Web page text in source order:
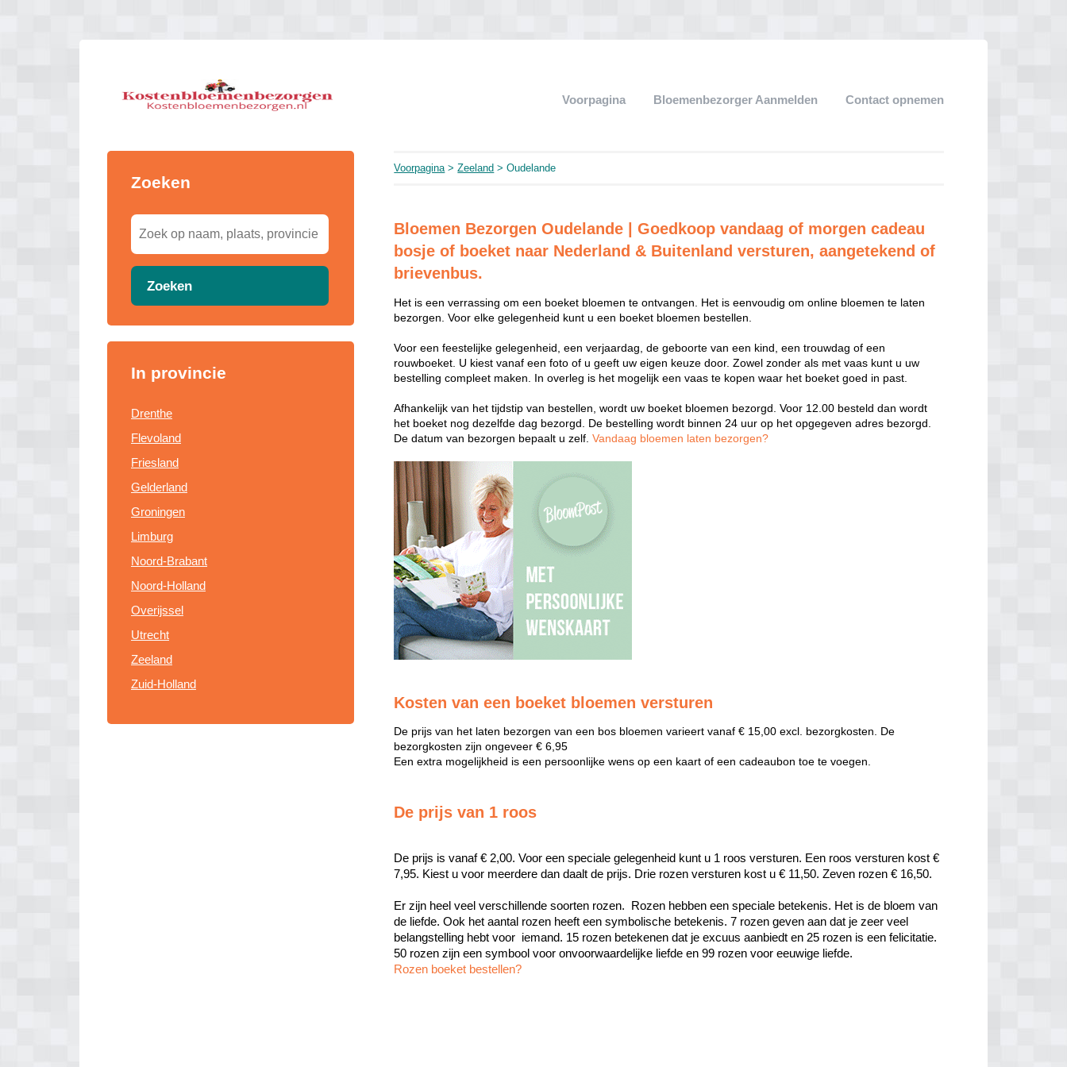
Voorpagina Bloemenbezorger Aanmelden Contact opnemen
Zoeken
Zoeken
In provincie
Drenthe
Flevoland
Friesland
Gelderland
Groningen
Limburg
Noord-Brabant
Noord-Holland
Overijssel
Utrecht
Zeeland
Zuid-Holland
Voorpagina>Zeeland > Oudelande
Bloemen Bezorgen Oudelande | Goedkoop vandaag of morgen cadeau
bosje of boeket naar Nederland & Buitenland versturen, aangetekend of
brievenbus.
Het is een verrassing om een boeket bloemen te ontvangen. Het is eenvoudig om online bloemen te laten
bezorgen. Voor elke gelegenheid kunt u een boeket bloemen bestellen.
Voor een feestelijke gelegenheid, een verjaardag, de geboorte van een kind, een trouwdag of een
rouwboeket. U kiest vanaf een foto of u geeft uw eigen keuze door. Zowel zonder als met vaas kunt u uw
bestelling compleet maken. In overleg is het mogelijk een vaas te kopen waar het boeket goed in past.
Afhankelijk van het tijdstip van bestellen, wordt uw boeket bloemen bezorgd. Voor 12.00 besteld dan wordt
het boeket nog dezelfde dag bezorgd. De bestelling wordt binnen 24 uur op het opgegeven adres bezorgd.
De datum van bezorgen bepaalt u zelf.Vandaag bloemen laten bezorgen?
Kosten van een boeket bloemen versturen
De prijs van het laten bezorgen van een bos bloemen varieert vanaf € 15,00 excl. bezorgkosten. De
bezorgkosten zijn ongeveer € 6,95
Een extra mogelijkheid is een persoonlijke wens op een kaart of een cadeaubon toe te voegen.
De prijs van 1 roos
De prijs is vanaf € 2,00. Voor een speciale gelegenheid kunt u 1 roos versturen. Een roos versturen kost €
7,95. Kiest u voor meerdere dan daalt de prijs. Drie rozen versturen kost u € 11,50. Zeven rozen € 16,50.
Er zijn heel veel verschillende soorten rozen.  Rozen hebben een speciale betekenis. Het is de bloem van
de liefde. Ook het aantal rozen heeft een symbolische betekenis. 7 rozen geven aan dat je zeer veel
belangstelling hebt voor  iemand. 15 rozen betekenen dat je excuus aanbiedt en 25 rozen is een felicitatie.
Rozen boeket bestellen?